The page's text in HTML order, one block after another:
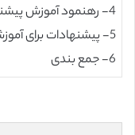
4- رهنمود آموزش پیشنهادی برای HRM
5- پیشنهادات برای آموزش عالی
6- جمع بندی